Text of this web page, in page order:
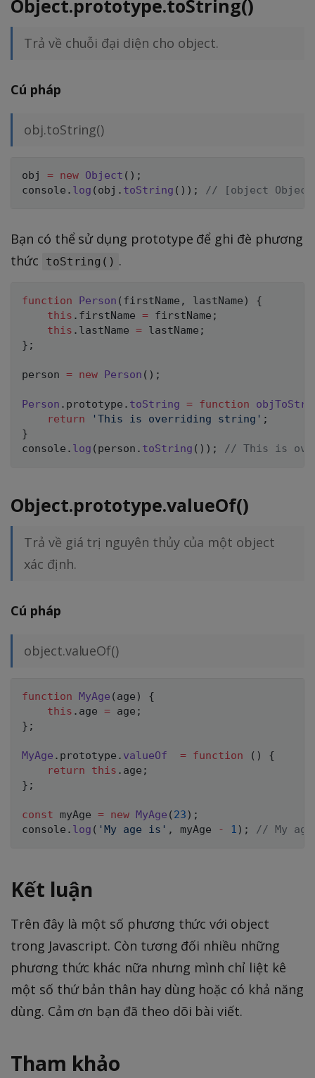
Object.prototype.toString()
Trả về chuỗi đại diện cho object.
Cú pháp
obj.toString()
obj = new Object ( ) ;
console . log ( obj . toString ( ) ) ; // [object
Bạn có thể sử dụng prototype để ghi đè phương
thức
toString() .
function Person ( firstName , lastName )
{
this . firstName = firstName ;
this . lastName = lastName ;
} ;
person = new Person ( ) ;
Person . prototype . toString = function
return
'This is overriding string' ;
}
console . log ( person . toString ( ) ) ; // This is
Object.prototype.valueOf()
Trả về giá trị nguyên thủy của một object
xác định.
Cú pháp
object.valueOf()
function MyAge ( age )
{
this . age = age ;
} ;
MyAge . prototype . valueOf = function ( )
{
return
this . age ;
} ;
const myAge = new MyAge ( 23 ) ;
console . log ( 'My age is' , myAge - 1 ) ; // My
Kết luận
Trên đây là một số phương thức với object
trong Javascript. Còn tương đối nhiều những
phương thức khác nữa nhưng mình chỉ liệt kê
một số thứ bản thân hay dùng hoặc có khả năng
dùng. Cảm ơn bạn đã theo dõi bài viết.
Tham khảo